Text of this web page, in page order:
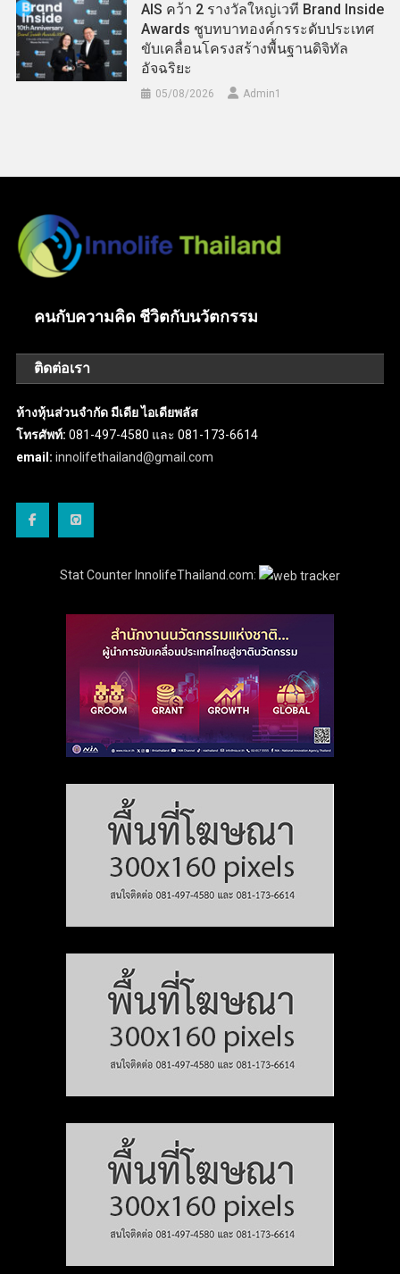
AIS คว้า 2 รางวัลใหญ่เวที Brand Inside
Awards ชูบทบาทองค์กรระดับประเทศ
ขับเคลื่อนโครงสร้างพื้นฐานดิจิทัล
อัจฉริยะ
05/08/2026 Admin​1
คนกับความคิด ชีวิตกับนวัตกรรม
ติดต่อเรา
ห้างหุ้นส่วนจำกัด มีเดีย ไอเดียพลัส
โทรศัพท์: 081-497-4580 และ 081-173-6614
email: innolifethailand@gmail.com
Stat Counter InnolifeThailand.com: